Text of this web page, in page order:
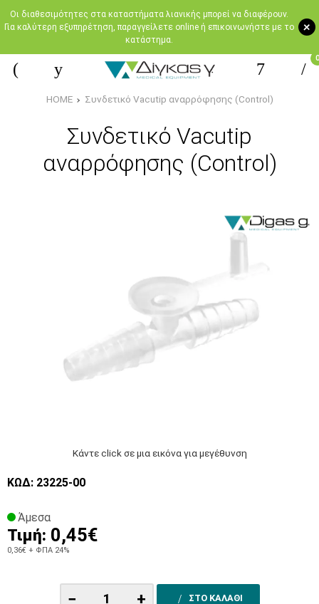
+
Oι διαθεσιμότητες στα καταστήματα λιανικής μπορεί να διαφέρουν.
Για καλύτερη εξυπηρέτηση, παραγγείλετε online ή επικοινωνήστε με το
κατάστημα.
0
HOME Συνδετικό Vacutip αναρρόφησης (Control)
Συνδετικό Vacutip
αναρρόφησης (Control)
Κάντε click σε μια εικόνα για μεγέθυνση
ΚΩΔ: 23225-00
Άμεσα
Τιμή: 0,45€
0,36€ + ΦΠΑ 24%
− + ΣΤΟ ΚΑΛΑΘΙ